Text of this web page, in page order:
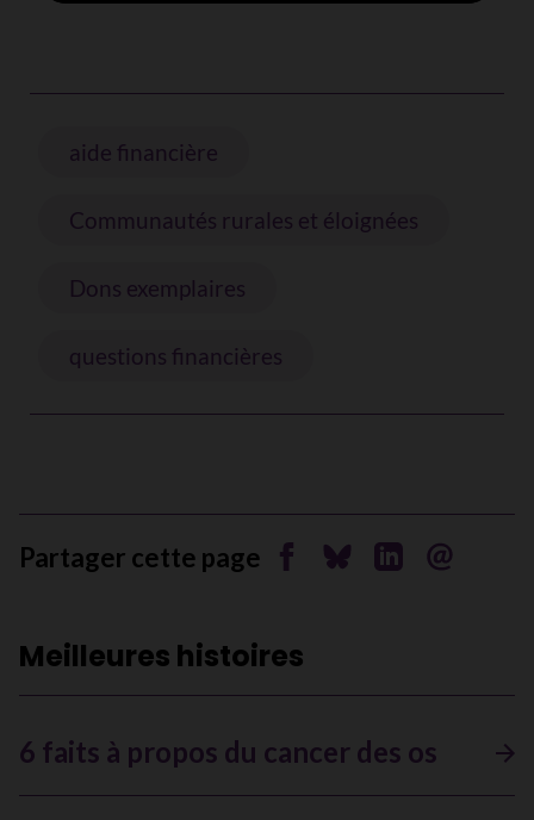
aide financière
Communautés rurales et éloignées
Dons exemplaires
questions financières
Partager cette page Partager sur Facebook
Partager sur Bluesky
Partager sur
Envoyer
Meilleures histoires
6 faits à propos du cancer des os